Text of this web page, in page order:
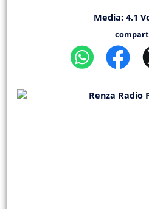
Media: 4.1